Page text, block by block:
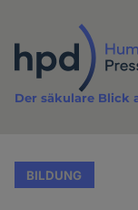
Inhalt
Der säkulare Blick
BILDUNG